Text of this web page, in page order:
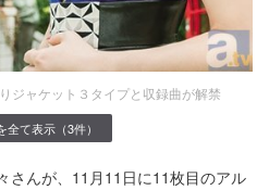
ジャケット３タイプと収録曲が解禁
全て表示（3件）
さんが、11月11日に11枚目のアル